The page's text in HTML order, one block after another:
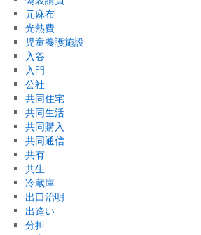
元麻布
光熱費
児童養護施設
入谷
入門
公社
共同住宅
共同生活
共同購入
共同通信
共有
共生
冷蔵庫
出口治明
出逢い
分担